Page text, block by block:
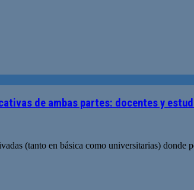
de ambas partes: docentes y
(tanto en básica como universitarias) donde